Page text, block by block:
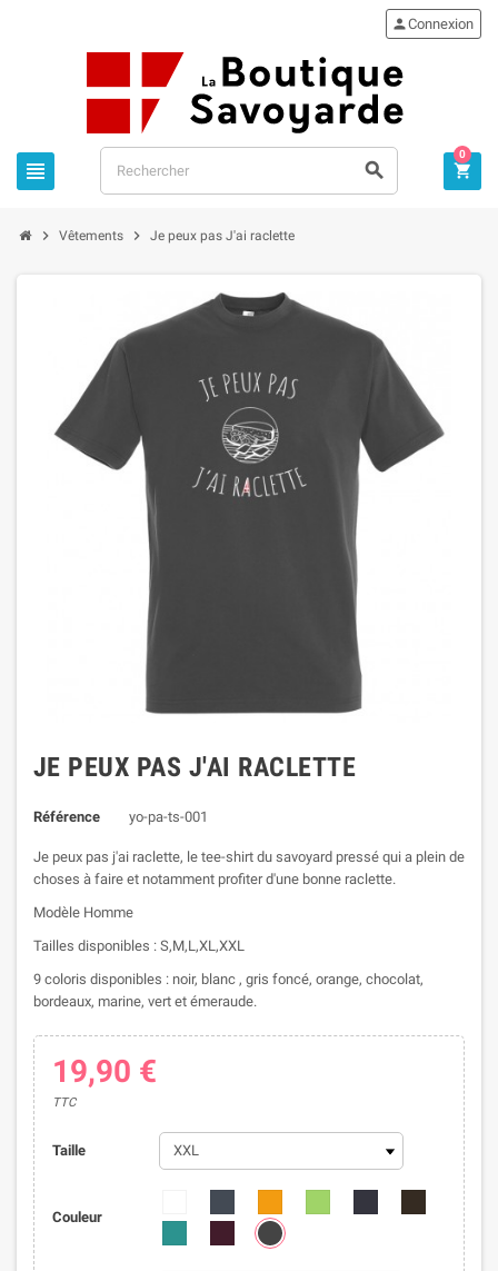
 
Connexion

0
 Vêtements  Je peux pas J'ai raclette
JE PEUX PAS J'AI RACLETTE
Référence yo-pa-ts-001
Je peux pas j'ai raclette, le tee-shirt du savoyard pressé qui a plein de
choses à faire et notamment profiter d'une bonne raclette.
Modèle Homme
Tailles disponibles : S,M,L,XL,XXL
9 coloris disponibles : noir, blanc , gris foncé, orange, chocolat,
bordeaux, marine, vert et émeraude.
19,90 €
TTC
Taille
Couleur